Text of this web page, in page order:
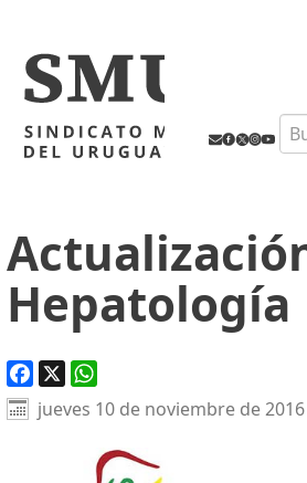
Hepatología
Facebook
X WhatsApp
jueves 10 de noviembre de 2016